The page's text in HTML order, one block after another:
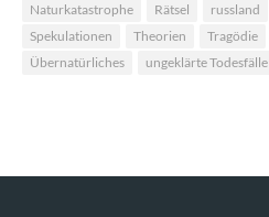
Naturkatastrophe
Rätsel russland
Spekulationen
Theorien Tragödie
Übernatürliches
ungeklärte Todesfälle